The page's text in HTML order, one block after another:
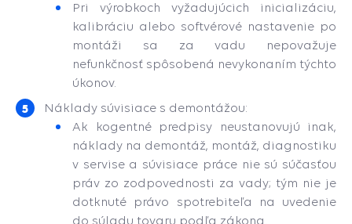
Pri výrobkoch vyžadujúcich inicializáciu,
kalibráciu alebo softvérové nastavenie po
montáži sa za vadu nepovažuje
nefunkčnosť spôsobená nevykonaním týchto
úkonov.
Náklady súvisiace s demontážou:
Ak kogentné predpisy neustanovujú inak,
náklady na demontáž, montáž, diagnostiku
v servise a súvisiace práce nie sú súčasťou
práv zo zodpovednosti za vady; tým nie je
dotknuté právo spotrebiteľa na uvedenie
do súladu tovaru podľa zákona.